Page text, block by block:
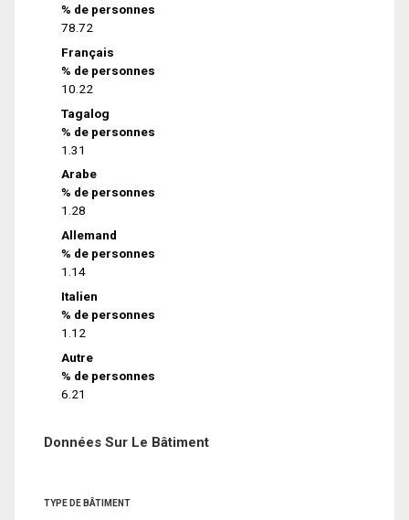
% de personnes
78.72
Français
% de personnes
10.22
Tagalog
% de personnes
1.31
Arabe
% de personnes
1.28
Allemand
% de personnes
1.14
Italien
% de personnes
1.12
Autre
% de personnes
6.21
Données Sur Le Bâtiment
TYPE DE BÂTIMENT